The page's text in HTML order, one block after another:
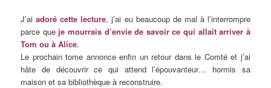
J’aiadoré cette lecture, j’ai eu beaucoup de mal à l’interrompre
parce que je mourrais d’envie de savoir ce qui allait arriver à
Tom ou à Alice.
Le prochain tome annonce enfin un retour dans le Comté et j’ai
hâte de découvrir ce qui attend l’épouvanteur… hormis sa
maison et sa bibliothèque à reconstruire.